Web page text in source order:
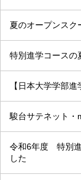
夏のオープンスク
特別進学コースの
【日本大学学部進
駿台サテネット・
令和6年度 特別
した